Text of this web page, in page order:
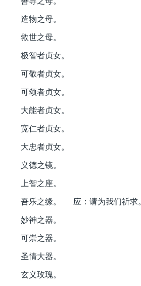
造物之母。
救世之母。
极智者贞女。
可敬者贞女。
可颂者贞女。
大能者贞女。
宽仁者贞女。
大忠者贞女。
义德之镜。
上智之座。
吾乐之缘。 应：请为我们祈求。
妙神之器。
可崇之器。
圣情大器。
玄义玫瑰。